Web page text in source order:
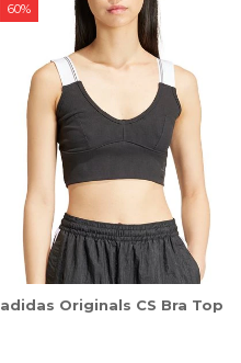
adidas Originals CS Bra Top
60%